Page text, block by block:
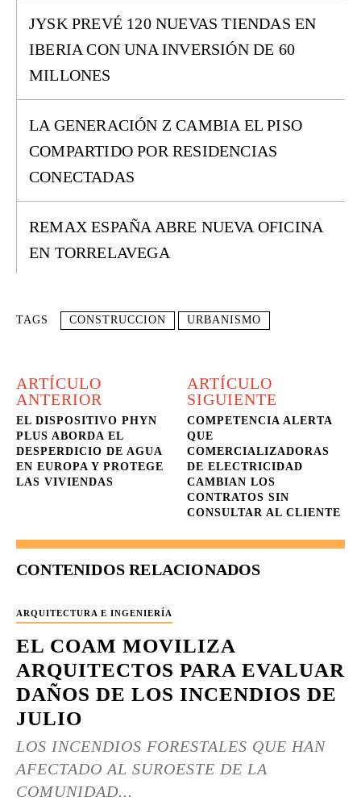
JYSK PREVÉ 120 NUEVAS TIENDAS EN
IBERIA CON UNA INVERSIÓN DE 60
MILLONES
LA GENERACIÓN Z CAMBIA EL PISO
COMPARTIDO POR RESIDENCIAS
CONECTADAS
REMAX ESPAÑA ABRE NUEVA OFICINA
EN TORRELAVEGA
TAGS CONSTRUCCION URBANISMO
ARTÍCULO
ANTERIOR
EL DISPOSITIVO PHYN
PLUS ABORDA EL
DESPERDICIO DE AGUA
EN EUROPA Y PROTEGE
LAS VIVIENDAS
ARTÍCULO
SIGUIENTE
COMPETENCIA ALERTA
QUE
COMERCIALIZADORAS
DE ELECTRICIDAD
CAMBIAN LOS
CONTRATOS SIN
CONSULTAR AL CLIENTE
CONTENIDOS RELACIONADOS
ARQUITECTURA E INGENIERÍA
EL COAM MOVILIZA
ARQUITECTOS PARA EVALUAR
DAÑOS DE LOS INCENDIOS DE
JULIO
LOS INCENDIOS FORESTALES QUE HAN
AFECTADO AL SUROESTE DE LA
COMUNIDAD...